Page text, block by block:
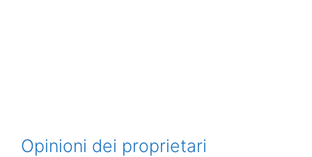
Opinioni dei proprietari